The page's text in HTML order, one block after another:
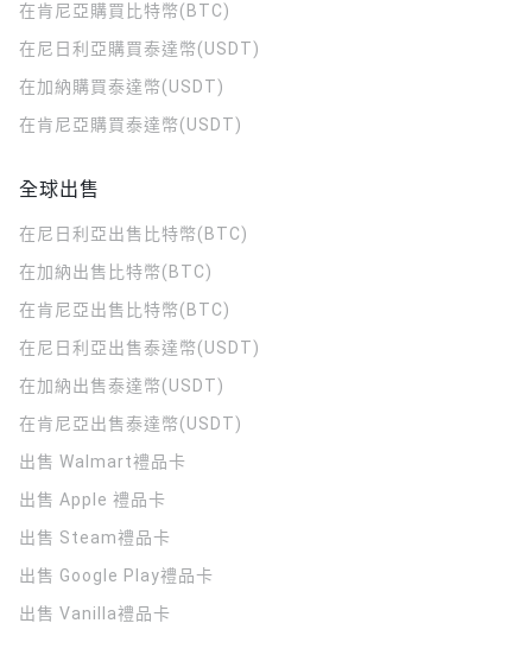
在肯尼亞購買比特幣(BTC)
在尼日利亞購買泰達幣(USDT)
在加納購買泰達幣(USDT)
在肯尼亞購買泰達幣(USDT)
全球出售
在尼日利亞出售比特幣(BTC)
在加納出售比特幣(BTC)
在肯尼亞出售比特幣(BTC)
在尼日利亞出售泰達幣(USDT)
在加納出售泰達幣(USDT)
在肯尼亞出售泰達幣(USDT)
出售 Walmart禮品卡
出售 Apple 禮品卡
出售 Steam禮品卡
出售 Google Play禮品卡
出售 Vanilla禮品卡